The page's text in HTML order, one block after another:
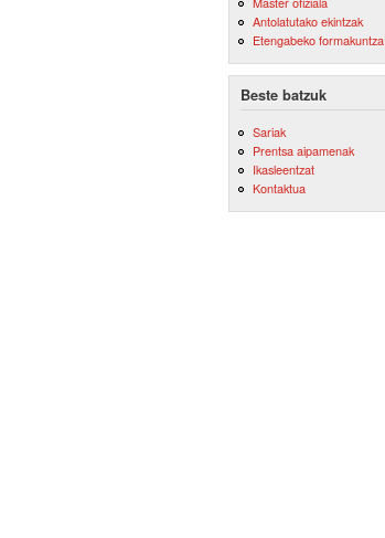
Antolatutako ekintzak
Etengabeko formakuntza
Beste batzuk
Sariak
Prentsa aipamenak
Ikasleentzat
Kontaktua